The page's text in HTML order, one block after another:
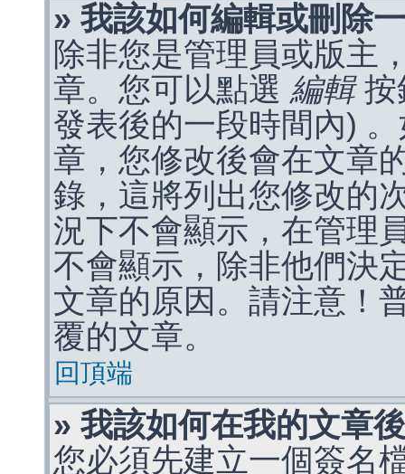
» 我該如何編輯或刪除
除非您是管理員或版主
章。您可以點選 編輯按
發表後的一段時間內)
章，您修改後會在文章
錄，這將列出您修改的
況下不會顯示，在管理
不會顯示，除非他們決
文章的原因。請注意！
覆的文章。
回頂端
» 我該如何在我的文章
您必須先建立一個簽名